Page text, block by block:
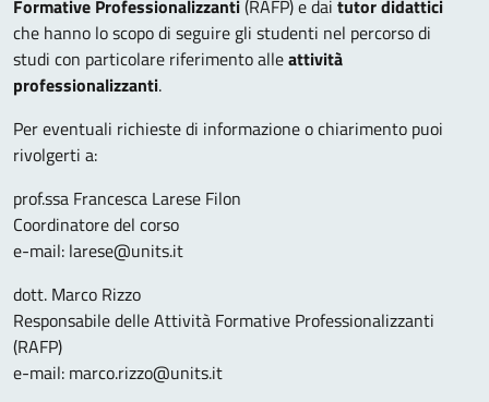
Formative Professionalizzanti(RAFP) e dai tutor didattici
che hanno lo scopo di seguire gli studenti nel percorso di
studi con particolare riferimento alleattività
professionalizzanti.
Per eventuali richieste di informazione o chiarimento puoi
rivolgerti a:
prof.ssa Francesca Larese Filon
Coordinatore del corso
e-mail: larese@units.it
dott. Marco Rizzo
Responsabile delle Attività Formative Professionalizzanti
(RAFP)
e-mail: marco.rizzo@units.it